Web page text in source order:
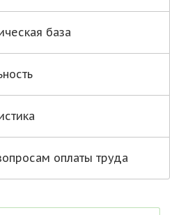
база
оплаты труда